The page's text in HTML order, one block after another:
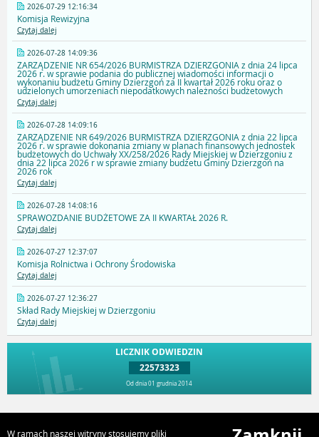
2026-07-29 12:16:34
Komisja Rewizyjna
Czytaj dalej
2026-07-28 14:09:36
ZARZĄDZENIE NR 654/2026 BURMISTRZA DZIERZGONIA z dnia 24 lipca
2026 r. w sprawie podania do publicznej wiadomości informacji o
wykonaniu budżetu Gminy Dzierzgoń za II kwartał 2026 roku oraz o
udzielonych umorzeniach niepodatkowych należności budżetowych
Czytaj dalej
2026-07-28 14:09:16
ZARZĄDZENIE NR 649/2026 BURMISTRZA DZIERZGONIA z dnia 22 lipca
2026 r. w sprawie dokonania zmiany w planach finansowych jednostek
budżetowych do Uchwały XX/258/2026 Rady Miejskiej w Dzierzgoniu z
dnia 22 lipca 2026 r w sprawie zmiany budżetu Gminy Dzierzgoń na
2026 rok
Czytaj dalej
2026-07-28 14:08:16
SPRAWOZDANIE BUDŻETOWE ZA II KWARTAŁ 2026 R.
Czytaj dalej
2026-07-27 12:37:07
Komisja Rolnictwa i Ochrony Środowiska
Czytaj dalej
2026-07-27 12:36:27
Skład Rady Miejskiej w Dzierzgoniu
Czytaj dalej
LICZNIK ODWIEDZIN
22573323
Od dnia 01 grudnia 2014
W ramach naszej witryny stosujemy pliki